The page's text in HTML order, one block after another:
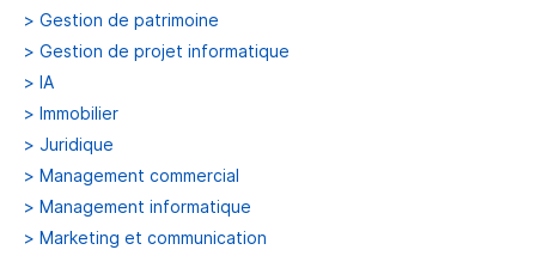
> Gestion de patrimoine
> Gestion de projet informatique
> IA
> Immobilier
> Juridique
> Management commercial
> Management informatique
> Marketing et communication